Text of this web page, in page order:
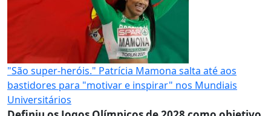
"São super-heróis." Patrícia Mamona salta até aos
bastidores para "motivar e inspirar" nos Mundiais
Universitários